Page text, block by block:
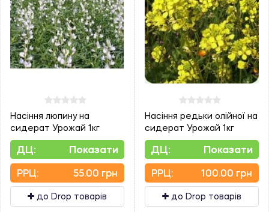
Насіння люпину на
сидерат Урожай 1кг
ДЦ: Показати
PPЦ: 55.00 грн
до Drop товарів
Насіння редьки олійної на
сидерат Урожай 1кг
ДЦ: Показати
PPЦ: 100.00 грн
до Drop товарів